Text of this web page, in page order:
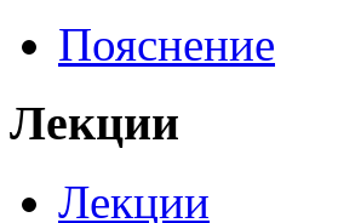
Пояснение
Лекции
Лекции